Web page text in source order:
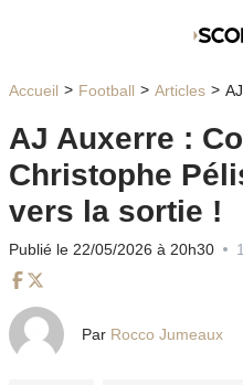
Accueil Football Articles AJ
AJ Auxerre :
Christophe
vers la sortie !
Publié le 22/05/2026 à 20h30
Par Rocco Jumeaux